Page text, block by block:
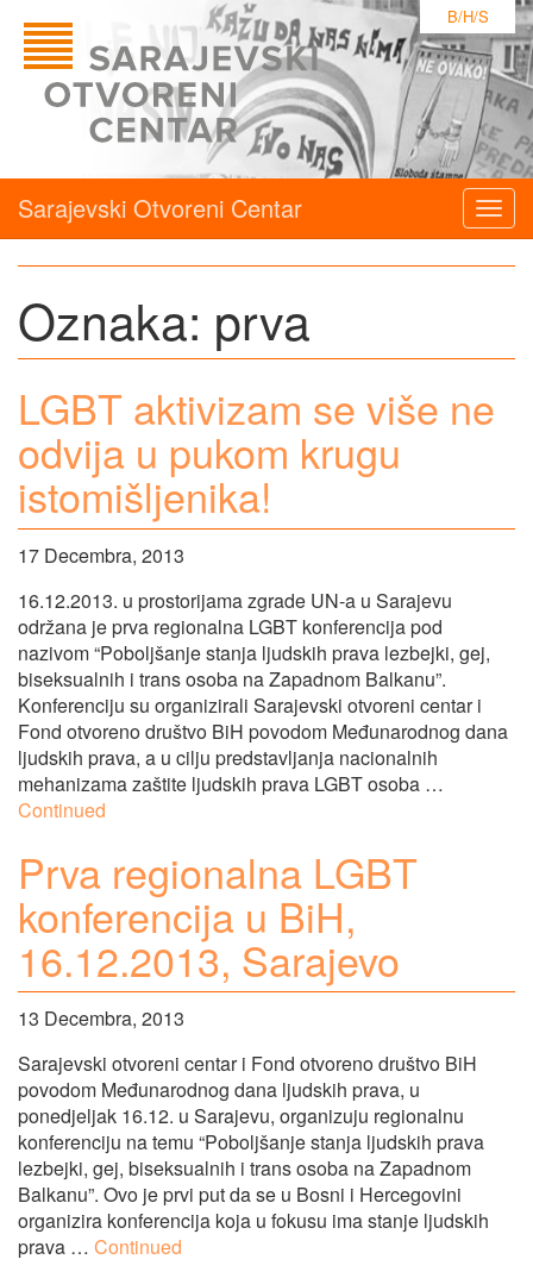
B/H/S
Sarajevski Otvoreni Centar
Oznaka: prva
LGBT aktivizam se više ne
odvija u pukom krugu
istomišljenika!
17 Decembra, 2013
16.12.2013. u prostorijama zgrade UN-a u Sarajevu
održana je prva regionalna LGBT konferencija pod
nazivom “Poboljšanje stanja ljudskih prava lezbejki, gej,
biseksualnih i trans osoba na Zapadnom Balkanu”.
Konferenciju su organizirali Sarajevski otvoreni centar i
Fond otvoreno društvo BiH povodom Međunarodnog dana
ljudskih prava, a u cilju predstavljanja nacionalnih
mehanizama zaštite ljudskih prava LGBT osoba …
Continued
Prva regionalna LGBT
konferencija u BiH,
16.12.2013, Sarajevo
13 Decembra, 2013
Sarajevski otvoreni centar i Fond otvoreno društvo BiH
povodom Međunarodnog dana ljudskih prava, u
ponedjeljak 16.12. u Sarajevu, organizuju regionalnu
konferenciju na temu “Poboljšanje stanja ljudskih prava
lezbejki, gej, biseksualnih i trans osoba na Zapadnom
Balkanu”. Ovo je prvi put da se u Bosni i Hercegovini
organizira konferencija koja u fokusu ima stanje ljudskih
prava … Continued